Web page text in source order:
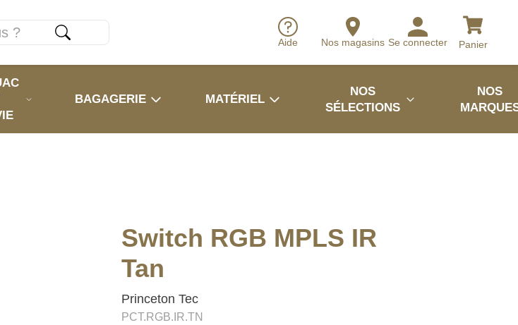
Aide Nos magasins Se connecter Panier
BAGAGERIE MATÉRIEL
NOS
SÉLECTIONS
NOS
Switch RGB MPLS IR
Tan
Princeton Tec
PCT.RGB.IR.TN